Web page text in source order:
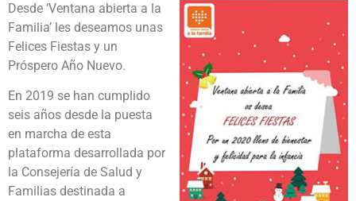
Desde ‘Ventana abierta a la
Familia’ les deseamos unas
Felices Fiestas y un
Próspero Año Nuevo.
En 2019 se han cumplido
seis años desde la puesta
en marcha de esta
plataforma desarrollada por
la Consejería de Salud y
Familias destinada a